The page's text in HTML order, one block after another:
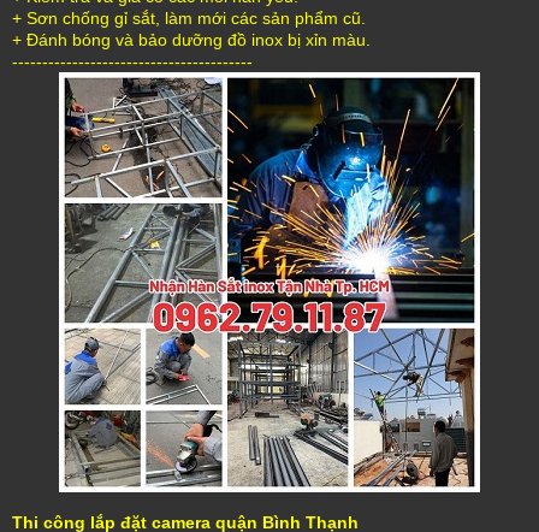
+ Sơn chống gỉ sắt, làm mới các sản phẩm cũ.
+ Đánh bóng và bảo dưỡng đồ inox bị xỉn màu.
----------------------------------------
Thi công lắp đặt camera quận Bình Thạnh